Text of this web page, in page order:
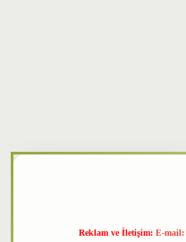
Reklam ve İletişim: E-mail: